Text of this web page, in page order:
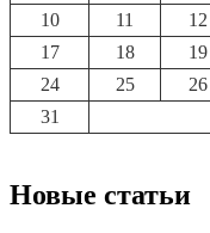
10
11 12
17
18 19
24
25 26
31
Новые статьи